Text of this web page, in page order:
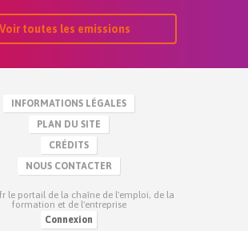
Voir toutes les emissions
INFORMATIONS LÉGALES
PLAN DU SITE
CRÉDITS
NOUS CONTACTER
le portail de la chaîne de l'emploi, de la
formation et de l'entreprise
Connexion